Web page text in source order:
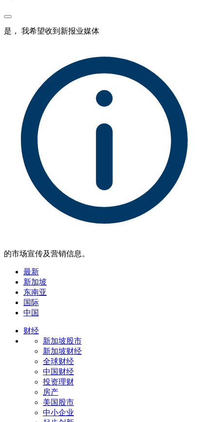
是， 我希望收到新报业媒体
的市场宣传及营销信息。
最新
新加坡
东南亚
国际
中国
财经
新加坡股市
新加坡财经
全球财经
中国财经
投资理财
房产
美国股市
中小企业